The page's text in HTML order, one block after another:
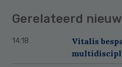
Gerelateerd
14:18
Vitalis